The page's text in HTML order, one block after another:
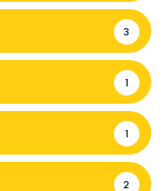
3
1
1
2